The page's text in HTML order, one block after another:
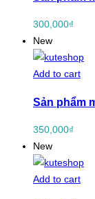
300,000₫
New
Add to cart
Sản phẩm
350,000₫
New
Add to cart